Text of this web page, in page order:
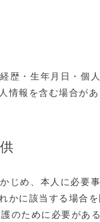
歴・生年月日・個
情報を含む場合があ
じめ、本人に必要
かに該当する場合を
のために必要があ